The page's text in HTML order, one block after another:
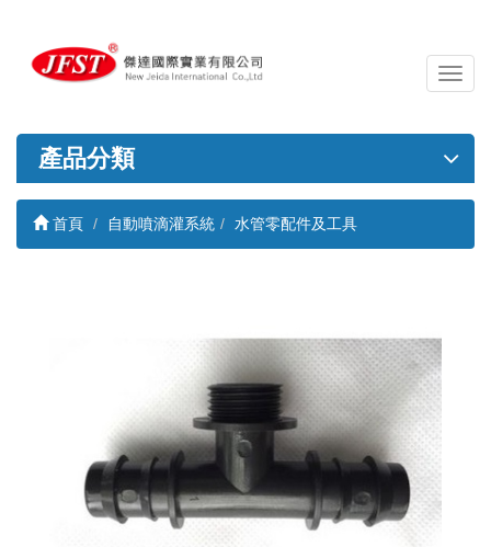
導
覽
關
產品分類
首頁 自動噴滴灌系統 水管零配件及工具